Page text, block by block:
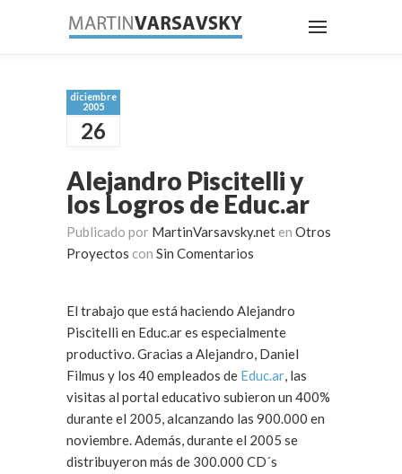
diciembre
2005
26
Alejandro Piscitelli y
los Logros de Educ.ar
Publicado por MartinVarsavsky.net en Otros
Proyectos con Sin Comentarios
El trabajo que está haciendo Alejandro
Piscitelli en Educ.ar es especialmente
productivo. Gracias a Alejandro, Daniel
Filmus y los 40 empleados de Educ.ar, las
visitas al portal educativo subieron un 400%
durante el 2005, alcanzando las 900.000 en
noviembre. Además, durante el 2005 se
distribuyeron más de 300.000 CD´s